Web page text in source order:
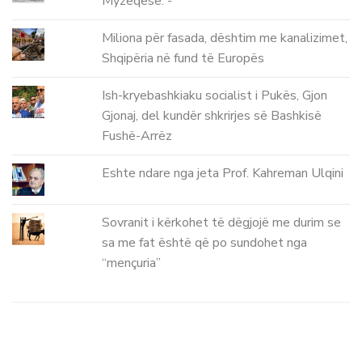
Miliona për fasada, dështim me kanalizimet,
Shqipëria në fund të Europës
Ish-kryebashkiaku socialist i Pukës, Gjon
Gjonaj, del kundër shkrirjes së Bashkisë
Fushë-Arrëz
Eshte ndare nga jeta Prof. Kahreman Ulqini
Sovranit i kërkohet të dëgjojë me durim se
sa me fat është që po sundohet nga
“mençuria”